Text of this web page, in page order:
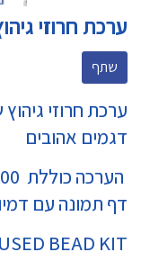
ערכת חרוזי
שתף
דגמים אהובים
דף תמונה עם
BEAD KIT